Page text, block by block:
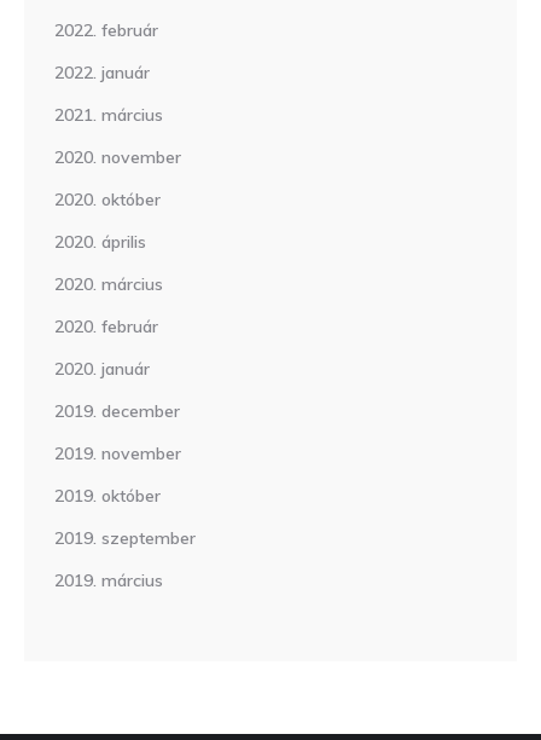
2022. február
2022. január
2021. március
2020. november
2020. október
2020. április
2020. március
2020. február
2020. január
2019. december
2019. november
2019. október
2019. szeptember
2019. március